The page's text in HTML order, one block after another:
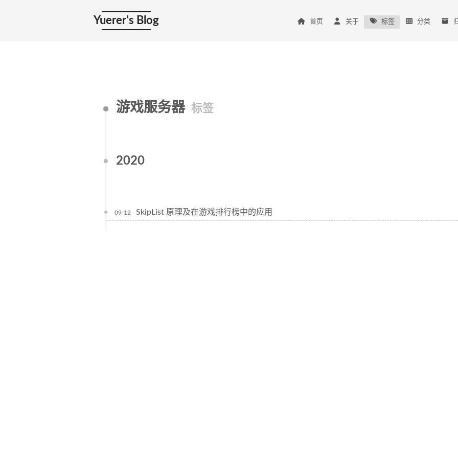
Yuerer's Blog 首页 关于 标签 分类
游戏服务器 标签
2020
09-12 SkipList 原理及在游戏排行榜中的应用